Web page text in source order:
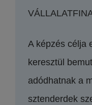
A képzés célja
keresztül
adódhatnak a
sztenderdek